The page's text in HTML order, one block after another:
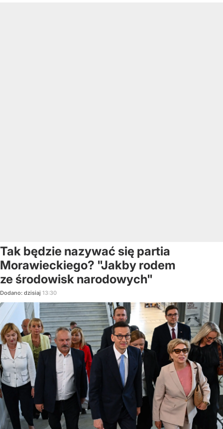
Tak będzie nazywać się partia
Morawieckiego? "Jakby rodem
ze środowisk narodowych"
Dodano: dzisiaj 13:30